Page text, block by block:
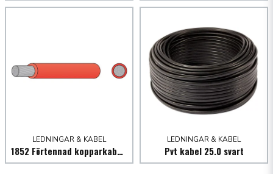
LEDNINGAR & KABEL
1852 Förtennad kopparkabel röd
LEDNINGAR & KABEL
Pvt kabel 25.0 svart